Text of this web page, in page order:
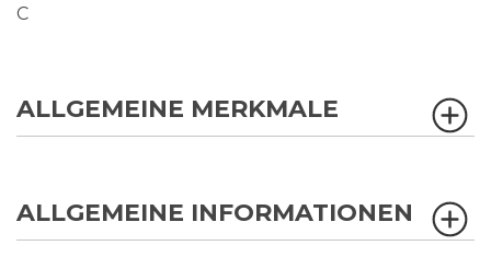
C
ALLGEMEINE MERKMALE
ALLGEMEINE INFORMATIONEN